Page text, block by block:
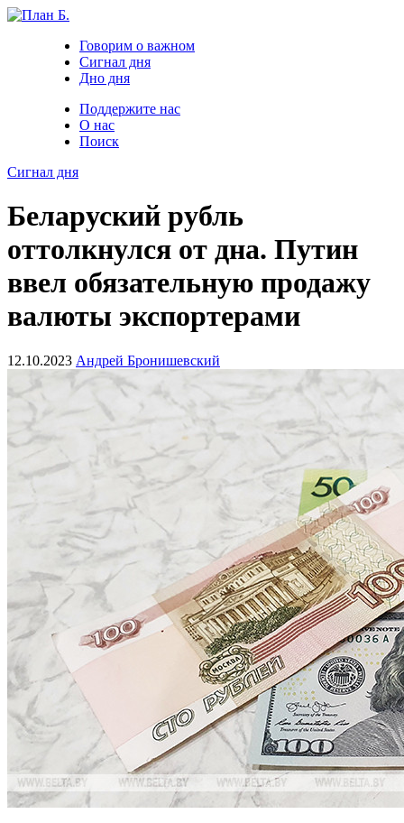
Говорим о важном
Сигнал дня
Дно дня
Поддержите нас
О нас
Поиск
Сигнал дня
Беларуский рубль
оттолкнулся от дна. Путин
ввел обязательную продажу
валюты экспортерами
12.10.2023 Андрей Бронишевский